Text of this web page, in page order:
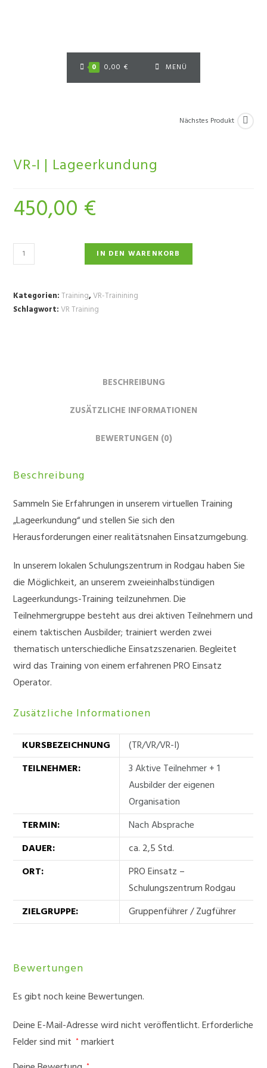
0 0,00 € MENÜ
Nächstes Produkt
VR-I | Lageerkundung
450,00 €
VR-
I
Lageerkundung
Menge
IN DEN WARENKORB
Kategorien:Training,VR-Trainining
Schlagwort:VR Training
BESCHREIBUNG
ZUSÄTZLICHE INFORMATIONEN
BEWERTUNGEN (0)
Beschreibung
Sammeln Sie Erfahrungen in unserem virtuellen Training
„Lageerkundung“ und stellen Sie sich den
Herausforderungen einer realitätsnahen Einsatzumgebung.
In unserem lokalen Schulungszentrum in Rodgau haben Sie
die Möglichkeit, an unserem zweieinhalbstündigen
Lageerkundungs-Training teilzunehmen. Die
Teilnehmergruppe besteht aus drei aktiven Teilnehmern und
einem taktischen Ausbilder; trainiert werden zwei
thematisch unterschiedliche Einsatzszenarien. Begleitet
wird das Training von einem erfahrenen PRO Einsatz
Operator.
Zusätzliche Informationen
KURSBEZEICHNUNG
(TR/VR/VR-I)
TEILNEHMER:
3 Aktive Teilnehmer + 1
Ausbilder der eigenen
Organisation
TERMIN:
Nach Absprache
DAUER:
ca. 2,5 Std.
ORT:
PRO Einsatz –
Schulungszentrum Rodgau
ZIELGRUPPE:
Gruppenführer / Zugführer
Bewertungen
Es gibt noch keine Bewertungen.
Deine E-Mail-Adresse wird nicht veröffentlicht. Erforderliche
Felder sind mit * markiert
*